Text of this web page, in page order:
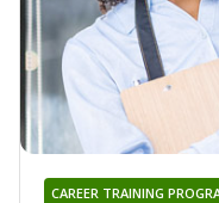
CAREER TRAINING